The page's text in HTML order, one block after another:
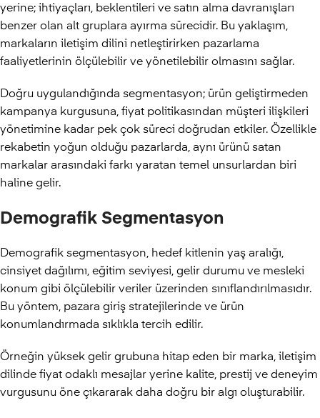
yerine; ihtiyaçları, beklentileri ve satın alma davranışları
benzer olan alt gruplara ayırma sürecidir. Bu yaklaşım,
markaların iletişim dilini netleştirirken pazarlama
faaliyetlerinin ölçülebilir ve yönetilebilir olmasını sağlar.
Doğru uygulandığında segmentasyon; ürün geliştirmeden
kampanya kurgusuna, fiyat politikasından müşteri ilişkileri
yönetimine kadar pek çok süreci doğrudan etkiler. Özellikle
rekabetin yoğun olduğu pazarlarda, aynı ürünü satan
markalar arasındaki farkı yaratan temel unsurlardan biri
haline gelir.
Demografik Segmentasyon
Demografik segmentasyon, hedef kitlenin yaş aralığı,
cinsiyet dağılımı, eğitim seviyesi, gelir durumu ve mesleki
konum gibi ölçülebilir veriler üzerinden sınıflandırılmasıdır.
Bu yöntem, pazara giriş stratejilerinde ve ürün
konumlandırmada sıklıkla tercih edilir.
Örneğin yüksek gelir grubuna hitap eden bir marka, iletişim
dilinde fiyat odaklı mesajlar yerine kalite, prestij ve deneyim
vurgusunu öne çıkararak daha doğru bir algı oluşturabilir.